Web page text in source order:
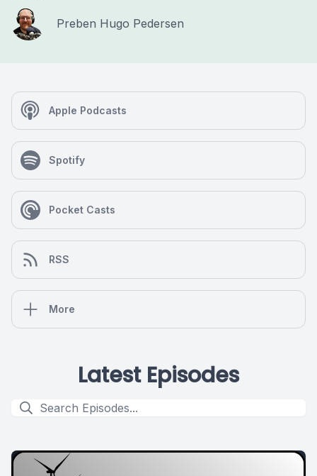
Preben Hugo Pedersen
Apple Podcasts
Spotify
Pocket Casts
RSS
More
Latest Episodes